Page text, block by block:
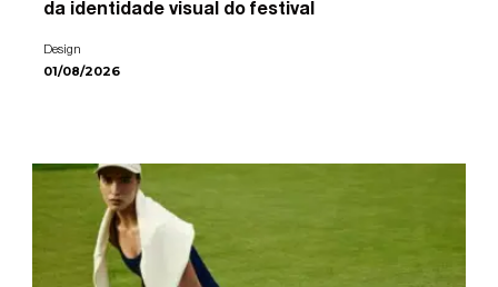
da identidade visual do festival
Design
01/08/2026